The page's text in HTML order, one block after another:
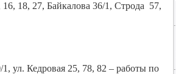
18, 27, Байкалова 36/1, Строда 57,
ул. Кедровая 25, 78, 82 – работы по